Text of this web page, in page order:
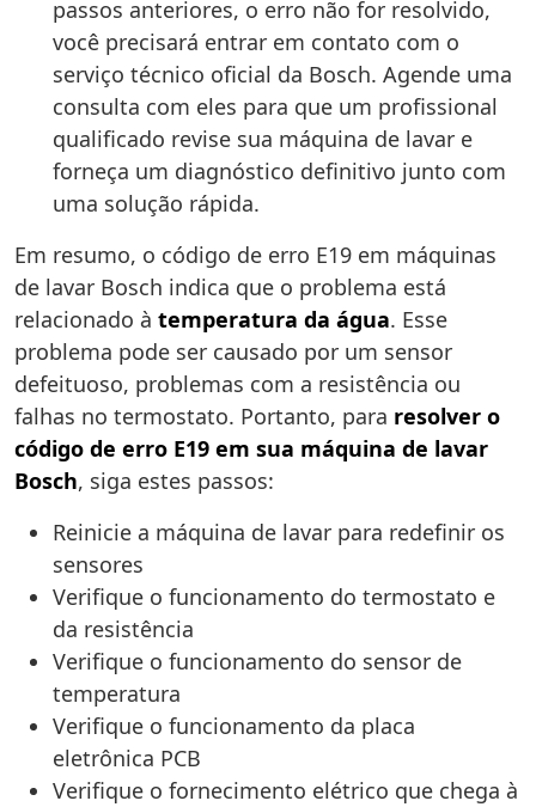
passos anteriores, o erro não for resolvido,
você precisará entrar em contato com o
serviço técnico oficial da Bosch. Agende uma
consulta com eles para que um profissional
qualificado revise sua máquina de lavar e
forneça um diagnóstico definitivo junto com
uma solução rápida.
Em resumo, o código de erro E19 em máquinas
de lavar Bosch indica que o problema está
relacionado à temperatura da água. Esse
problema pode ser causado por um sensor
defeituoso, problemas com a resistência ou
falhas no termostato. Portanto, para resolver o
código de erro E19 em sua máquina de lavar
Bosch, siga estes passos:
Reinicie a máquina de lavar para redefinir os
sensores
Verifique o funcionamento do termostato e
da resistência
Verifique o funcionamento do sensor de
temperatura
Verifique o funcionamento da placa
eletrônica PCB
Verifique o fornecimento elétrico que chega à